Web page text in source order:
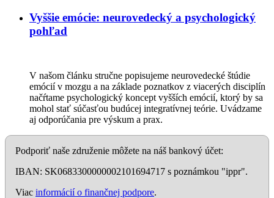
Vyššie emócie: neurovedecký a psychologický
pohľad
V našom článku stručne popisujeme neurovedecké štúdie
emócií v mozgu a na základe poznatkov z viacerých disciplín
načŕtame psychologický koncept vyšších emócií, ktorý by sa
mohol stať súčasťou budúcej integratívnej teórie. Uvádzame
aj odporúčania pre výskum a prax.
Podporiť naše združenie môžete na náš bankový účet:
IBAN: SK0683300000002101694717 s poznámkou "ippr".
Viac informácií o finančnej podpore.